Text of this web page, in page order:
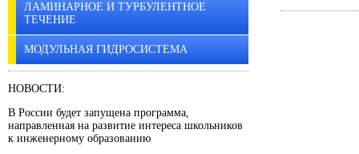
ЛАМИНАРНОЕ И ТУРБУЛЕНТНОЕ
ТЕЧЕНИЕ
МОДУЛЬНАЯ ГИДРОСИСТЕМА
НОВОСТИ:
В России будет запущена программа,
направленная на развитие интереса школьников
к инженерному образованию